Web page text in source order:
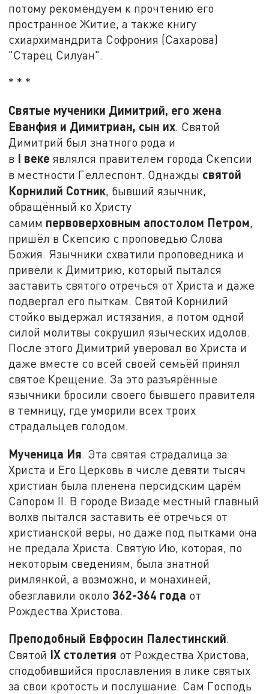
потому рекомендуем к прочтению его
пространное Житие, а также книгу
схиархимандрита Софрония (Сахарова)
"Старец Силуан".
* * *
Святые мученики Димитрий, его жена
Еванфия и Димитриан, сын их. Святой
Димитрий был знатного рода и
в I веке являлся правителем города Скепсии
в местности Геллеспонт. Однажды святой
Корнилий Сотник, бывший язычник,
обращённый ко Христу
самим первоверховным апостолом Петром,
пришёл в Скепсию с проповедью Слова
Божия. Язычники схватили проповедника и
привели к Димитрию, который пытался
заставить святого отречься от Христа и даже
подвергал его пыткам. Святой Корнилий
стойко выдержал истязания, а потом одной
силой молитвы сокрушил языческих идолов.
После этого Димитрий уверовал во Христа и
даже вместе со всей своей семьёй принял
святое Крещение. За это разъярённые
язычники бросили своего бывшего правителя
в темницу, где уморили всех троих
страдальцев голодом.
Мученица Ия. Эта святая страдалица за
Христа и Его Церковь в числе девяти тысяч
христиан была пленена персидским царём
Сапором II. В городе Визаде местный главный
волхв пытался заставить её отречься от
христианской веры, но даже под пытками она
не предала Христа. Святую Ию, которая, по
некоторым сведениям, была знатной
римлянкой, а возможно, и монахиней,
обезглавили около 362-364 года от
Рождества Христова.
Преподобный Евфросин Палестинский.
Святой IX столетия от Рождества Христова,
сподобившийся прославления в лике святых
за свои кротость и послушание. Сам Господь